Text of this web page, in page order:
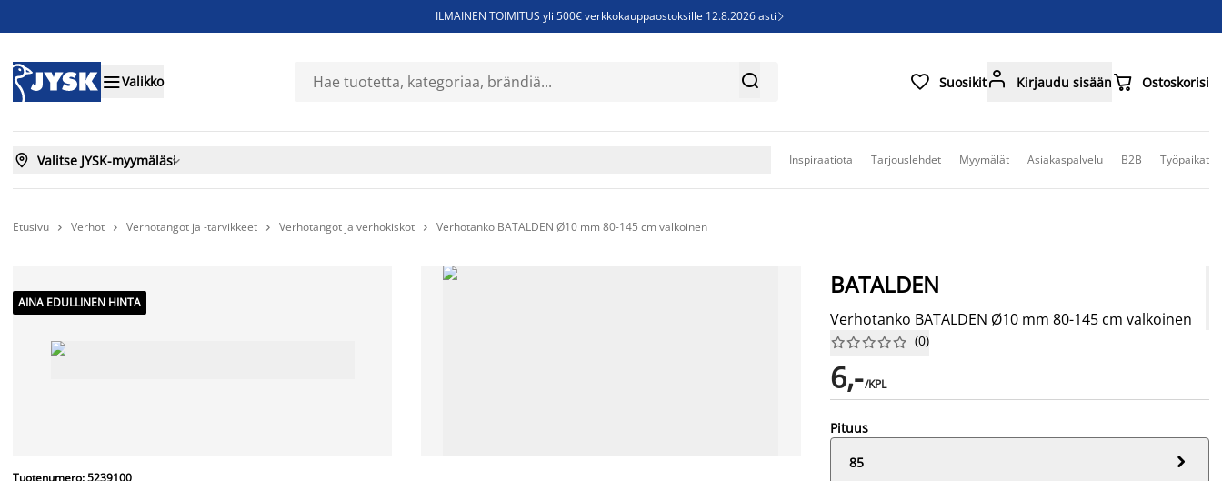
ILMAINEN TOIMITUS yli 500€ verkkokauppaostoksille 12.8.2026 asti 
Sijauspatjoja - Säästä jopa 60%
Valikko   Suosikit Kirjaudu sisään Ostoskorisi
 Valitse JYSK-myymäläsi Inspiraatiota Tarjouslehdet Myymälät Asiakaspalvelu B2B Työpaikat
Etusivu  Verhot  Verhotangot ja -tarvikkeet  Verhotangot ja verhokiskot  Verhotanko BATALDEN Ø10 mm 80-145 cm valkoinen
AINA EDULLINEN HINTA
Tuotenumero: 5239100
BATALDEN
Verhotanko BATALDEN Ø10 mm 80-145 cm valkoinen





 (0)
6,-/KPL
Pituus
85
